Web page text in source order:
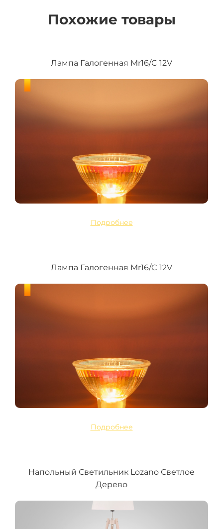
Похожие товары
Лампа Галогенная Mr16/C 12V
Подробнее
Лампа Галогенная Mr16/C 12V
Подробнее
Напольный Светильник Lozano Светлое
Дерево